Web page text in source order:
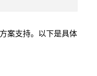
案支持。以下是具体